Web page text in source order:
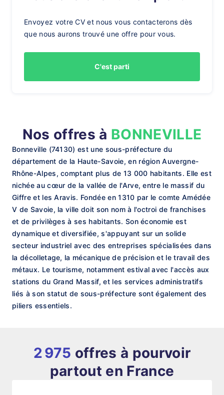
Envoyez votre CV et nous vous contacterons dès
que nous aurons trouvé une offre pour vous.
C'est parti
Nos offres à BONNEVILLE
Bonneville (74130) est une sous-préfecture du
département de la Haute-Savoie, en région Auvergne-
Rhône-Alpes, comptant plus de 13 000 habitants. Elle est
nichée au cœur de la vallée de l'Arve, entre le massif du
Giffre et les Aravis. Fondée en 1310 par le comte Amédée
V de Savoie, la ville doit son nom à l'octroi de franchises
et de privilèges à ses habitants. Son économie est
dynamique et diversifiée, s'appuyant sur un solide
secteur industriel avec des entreprises spécialisées dans
la décolletage, la mécanique de précision et le travail des
métaux. Le tourisme, notamment estival avec l'accès aux
stations du Grand Massif, et les services administratifs
liés à son statut de sous-préfecture sont également des
piliers essentiels.
2 975 offres à pourvoir
partout en France